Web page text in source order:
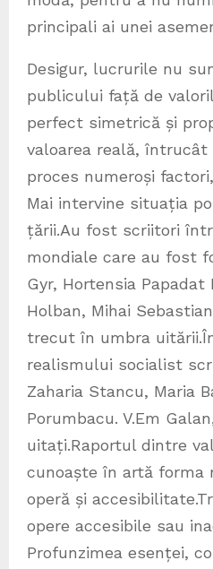
principali ai unei
Desigur, lucrurile nu
publicului față de
perfect simetrică și
valoarea reală,
proces numeroși
Mai intervine situația
țării.Au fost scriitori
mondiale care au fost
Gyr, Hortensia Papadat
Holban, Mihai
trecut în umbra
realismului socialist
Zaharia Stancu, Maria
Porumbacu. V.Em
uitați.Raportul dintre
cunoaște în artă forma
operă și
opere accesibile sau
Profunzimea esenței,